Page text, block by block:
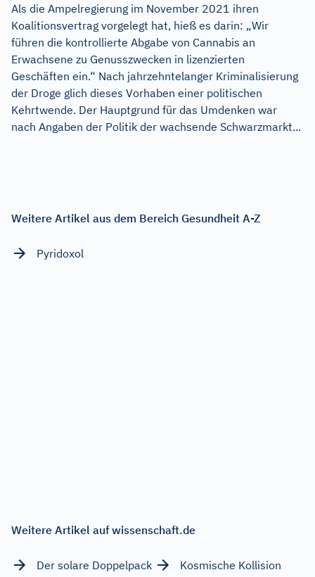
Als die Ampelregierung im November 2021 ihren
Koalitionsvertrag vorgelegt hat, hieß es darin: „Wir
führen die kontrollierte Abgabe von Cannabis an
Erwachsene zu Genusszwecken in lizenzierten
Geschäften ein.“ Nach jahrzehntelanger Kriminalisierung
der Droge glich dieses Vorhaben einer politischen
Kehrtwende. Der Hauptgrund für das Umdenken war
nach Angaben der Politik der wachsende Schwarzmarkt...
Weitere Artikel aus dem Bereich Gesundheit A-Z
Pyridoxol
Weitere Artikel auf wissenschaft.de
Der solare Doppelpack Kosmische Kollision